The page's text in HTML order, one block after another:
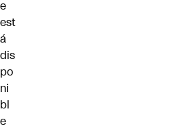
e
est
á
dis
po
ni
bl
e